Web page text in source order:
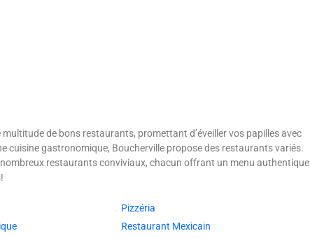
de bons restaurants, promettant d’éveiller vos papilles avec
cuisine gastronomique, Boucherville propose des restaurants variés.
restaurants conviviaux, chacun offrant un menu authentique
Pizzéria
Restaurant Mexicain